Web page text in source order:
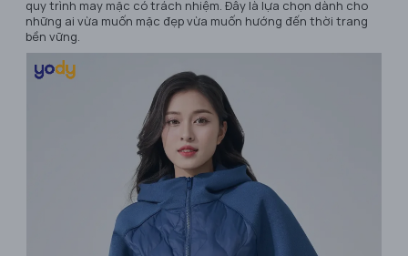
quy trình may mặc có trách nhiệm. Đây là lựa chọn dành cho
những ai vừa muốn mặc đẹp vừa muốn hướng đến thời trang
bền vững.